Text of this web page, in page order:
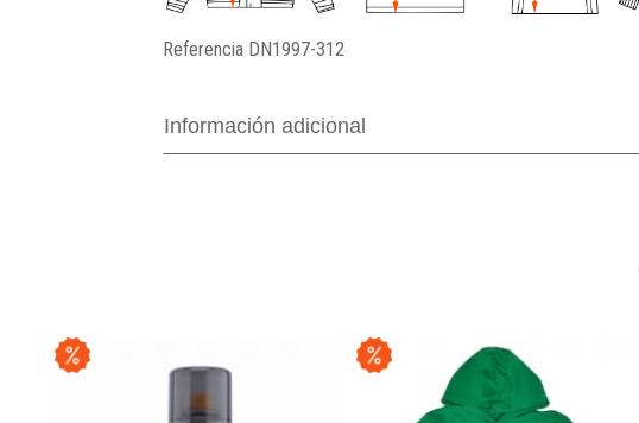
Referencia DN1997-312
Información adicional